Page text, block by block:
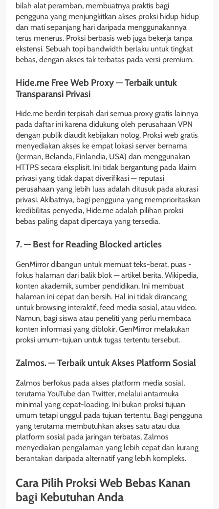
bilah alat peramban, membuatnya praktis bagi
pengguna yang menjungkitkan akses proksi hidup hidup
dan mati sepanjang hari daripada menggunakannya
terus menerus. Proksi berbasis web juga bekerja tanpa
ekstensi. Sebuah topi bandwidth berlaku untuk tingkat
bebas, dengan akses tak terbatas pada versi premium.
Hide.me Free Web Proxy — Terbaik untuk
Transparansi Privasi
Hide.me berdiri terpisah dari semua proxy gratis lainnya
pada daftar ini karena didukung oleh perusahaan VPN
dengan publik diaudit kebijakan nolog. Proksi web gratis
menyediakan akses ke empat lokasi server bernama
(Jerman, Belanda, Finlandia, USA) dan menggunakan
HTTPS secara eksplisit. Ini tidak bergantung pada klaim
privasi yang tidak dapat diverifikasi — reputasi
perusahaan yang lebih luas adalah ditusuk pada akurasi
privasi. Akibatnya, bagi pengguna yang memprioritaskan
kredibilitas penyedia, Hide.me adalah pilihan proksi
bebas paling dapat dipercaya yang tersedia.
7. — Best for Reading Blocked articles
GenMirror dibangun untuk memuat teks-berat, puas -
fokus halaman dari balik blok — artikel berita, Wikipedia,
konten akademik, sumber pendidikan. Ini membuat
halaman ini cepat dan bersih. Hal ini tidak dirancang
untuk browsing interaktif, feed media sosial, atau video.
Namun, bagi siswa atau peneliti yang perlu membaca
konten informasi yang diblokir, GenMirror melakukan
proksi umum-tujuan untuk tugas tertentu tersebut.
Zalmos. — Terbaik untuk Akses Platform Sosial
Zalmos berfokus pada akses platform media sosial,
terutama YouTube dan Twitter, melalui antarmuka
minimal yang cepat-loading. Ini bukan proksi tujuan
umum tetapi unggul pada tujuan tertentu. Bagi pengguna
yang terutama membutuhkan akses satu atau dua
platform sosial pada jaringan terbatas, Zalmos
menyediakan pengalaman yang lebih cepat dan kurang
berantakan daripada alternatif yang lebih kompleks.
Cara Pilih Proksi Web Bebas Kanan
bagi Kebutuhan Anda